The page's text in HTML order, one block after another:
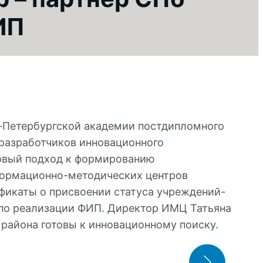
академии постдипломного
инновационного
подход к формированию
методических центров
о присвоении статуса учреждений-
реализации ФИП. Директор ИМЦ Татьяна
готовы к инновационному поиску.